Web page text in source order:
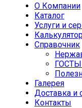
О Компании
Каталог
Услуги и
Справочник
ГОСТЫ
Галерея
Доставка и
Контакты